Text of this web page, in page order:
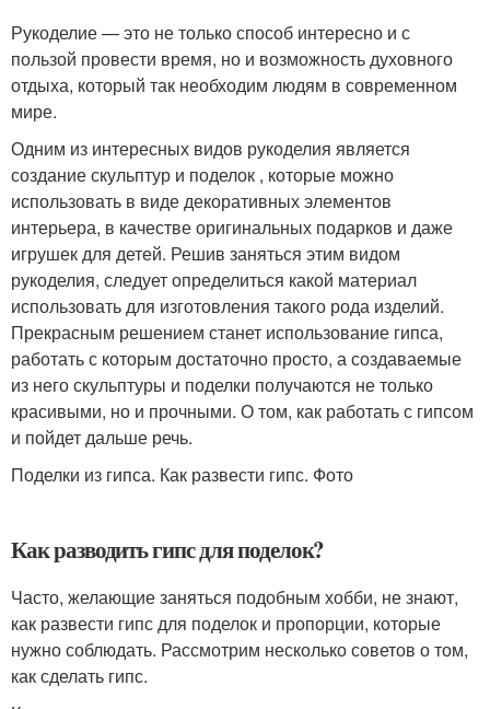
Рукоделие — это не только способ интересно и с
пользой провести время, но и возможность духовного
отдыха, который так необходим людям в современном
мире.
Одним из интересных видов рукоделия является
создание скульптур и поделок , которые можно
использовать в виде декоративных элементов
интерьера, в качестве оригинальных подарков и даже
игрушек для детей. Решив заняться этим видом
рукоделия, следует определиться какой материал
использовать для изготовления такого рода изделий.
Прекрасным решением станет использование гипса,
работать с которым достаточно просто, а создаваемые
из него скульптуры и поделки получаются не только
красивыми, но и прочными. О том, как работать с гипсом
и пойдет дальше речь.
Поделки из гипса. Как развести гипс. Фото
Как разводить гипс для поделок?
Часто, желающие заняться подобным хобби, не знают,
как развести гипс для поделок и пропорции, которые
нужно соблюдать. Рассмотрим несколько советов о том,
как сделать гипс.